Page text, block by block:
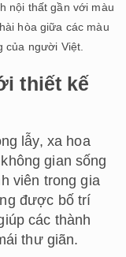
nội thất gần với màu
hòa giữa các màu
của người Việt.
thiết kế
lẫy, xa hoa
gian sống
viên trong gia
được bố trí
các thành
thư giãn.